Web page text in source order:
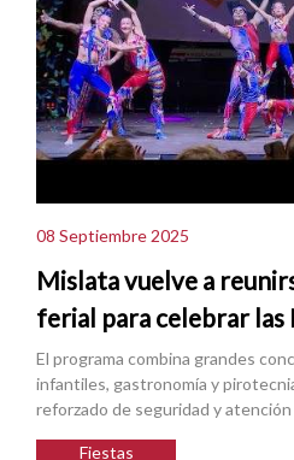
08 Septiembre 2025
Mislata vuelve a
ferial para celebrar las
El programa combina grandes
infantiles, gastronomía y
reforzado de seguridad y atención
Fiestas